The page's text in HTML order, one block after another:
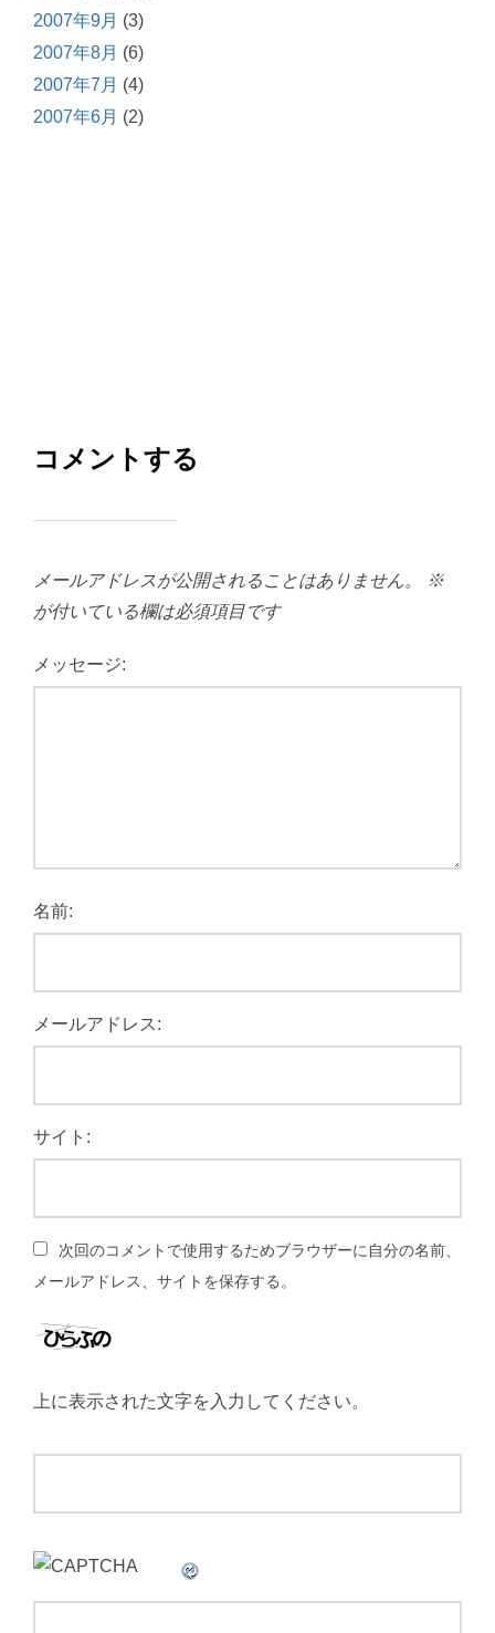
2007年9月 (3)
2007年8月 (6)
2007年7月 (4)
2007年6月 (2)
コメントする
メールアドレスが公開されることはありません。
※
が付いている欄は必須項目です
メッセージ:
名前:
メールアドレス:
サイト:
次回のコメントで使用するためブラウザーに自分の名前、
メールアドレス、サイトを保存する。
上に表示された文字を入力してください。